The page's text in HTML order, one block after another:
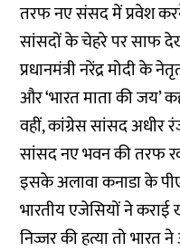
तरफ नए संसद में प्रवेश
सांसदों के चेहरे पर साफ
प्रधानमंत्री नरेंद्र मोदी के
और ‘भारत माता की जय’
वहीं, कांग्रेस सांसद अधीर
सांसद नए भवन की तरफ
इसके अलावा कनाडा के
भारतीय एजेसियों ने कराई
निज्जर की हत्या तो भारत